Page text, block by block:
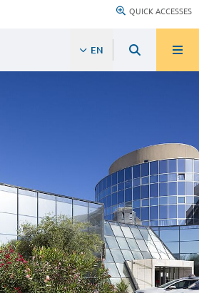
QUICK ACCESSES
EN